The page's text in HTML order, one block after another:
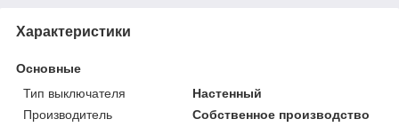
Характеристики
Основные
Тип выключателя
Настенный
Производитель
Собственное производство